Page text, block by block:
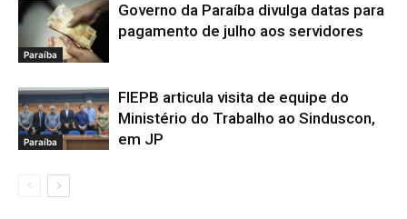
Paraíba
Governo da Paraíba divulga datas para
pagamento de julho aos servidores
Paraíba
FIEPB articula visita de equipe do
Ministério do Trabalho ao Sinduscon,
em JP